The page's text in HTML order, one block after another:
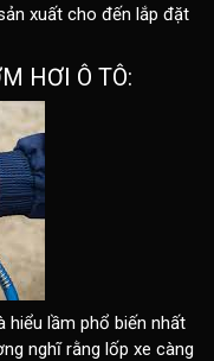
xuất cho đến lắp đặt
HƠI Ô TÔ:
hiểu lầm phổ biến nhất
nghĩ rằng lốp xe càng